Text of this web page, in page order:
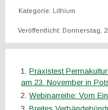
Kategorie: Lithium
Veröffentlicht: Donnerstag,
Praxistest
am 23. November in
Webinarreihe: Vom